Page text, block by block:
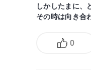
しかしたまに、
その時は向き合
0